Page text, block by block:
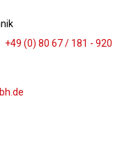
+49 (0) 80 67 / 181 - 920